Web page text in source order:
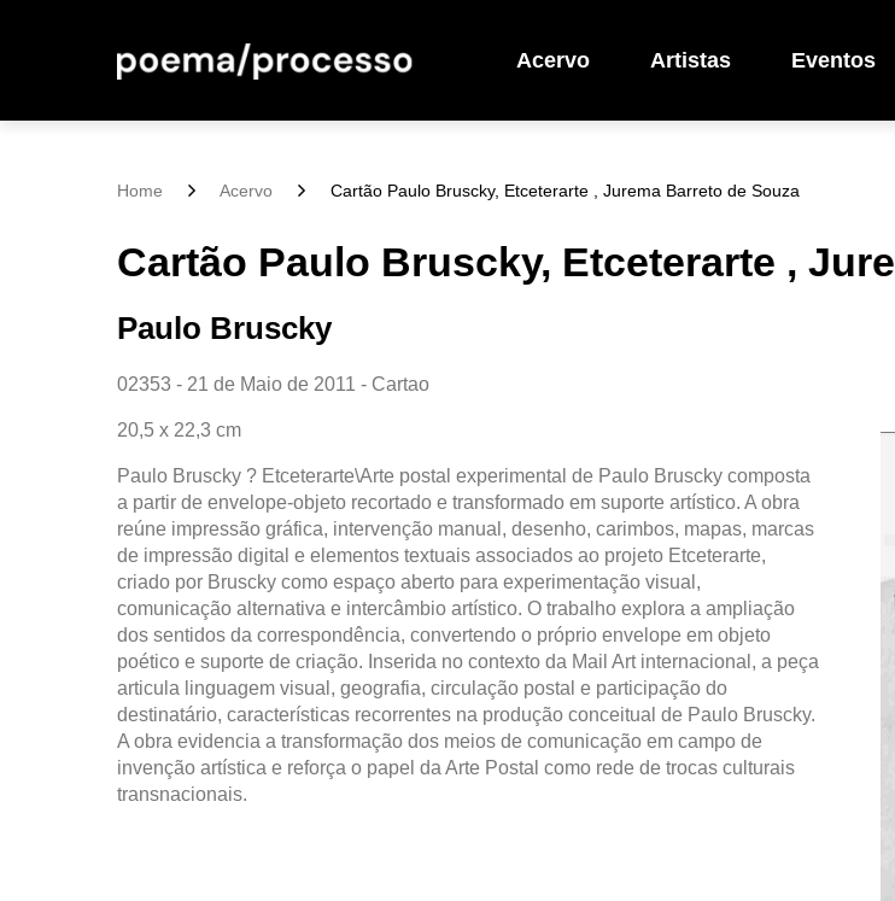
Acervo Artistas Eventos
Home Acervo Cartão Paulo Bruscky, Etceterarte , Jurema Barreto de Souza
Cartão Paulo Bruscky, Etceterarte ,
Paulo Bruscky
02353 - 21 de Maio de 2011 - Cartao
20,5 x 22,3 cm
Paulo Bruscky ? Etceterarte\Arte postal experimental de Paulo Bruscky composta
a partir de envelope-objeto recortado e transformado em suporte artístico. A obra
reúne impressão gráfica, intervenção manual, desenho, carimbos, mapas, marcas
de impressão digital e elementos textuais associados ao projeto Etceterarte,
criado por Bruscky como espaço aberto para experimentação visual,
comunicação alternativa e intercâmbio artístico. O trabalho explora a ampliação
dos sentidos da correspondência, convertendo o próprio envelope em objeto
poético e suporte de criação. Inserida no contexto da Mail Art internacional, a peça
articula linguagem visual, geografia, circulação postal e participação do
destinatário, características recorrentes na produção conceitual de Paulo Bruscky.
A obra evidencia a transformação dos meios de comunicação em campo de
invenção artística e reforça o papel da Arte Postal como rede de trocas culturais
transnacionais.